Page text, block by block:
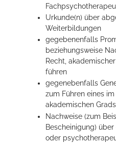
Urkunde(n) über
Weiterbildungen
gegebenenfalls
beziehungsweise
Recht,
führen
gegenebenfalls
zum Führen eines
akademischen Grads
Nachweise (zum
Bescheinigung)
oder